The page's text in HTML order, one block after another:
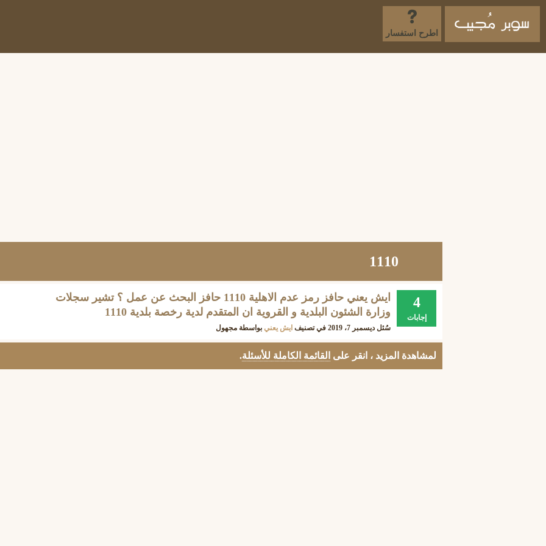
اطرح استفسار
1110
4
إجابات
ايش يعني حافز رمز عدم الاهلية 1110 حافز البحث عن عمل ؟ تشير سجلات
وزارة الشئون البلدية و القروية ان المتقدم لدية رخصة بلدية 1110
سُئل ديسمبر 7، 2019 في تصنيف ايش يعني بواسطة مجهول
لمشاهدة المزيد ، انقر على القائمة الكاملة للأسئلة.